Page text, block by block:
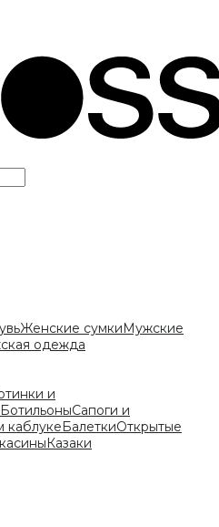
Женские сумкиМужские
одежда
и
БотильоныСапоги и
каблукеБалеткиОткрытые
Казаки